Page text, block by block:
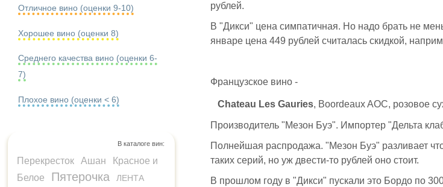
рублей.
В "Дикси" цена симпатичная. Но надо брать не
январе цена 449 рублей считалась скидкой,
Французское вино -
Chateau Les Gauries, Boordeaux AOC, розовое
Производитель "Мезон Буэ". Импортер "Дельта
Полнейшая распродажа. "Мезон Буэ" разливает
таких серий, но уж двести-то рублей оно стоит.
В прошлом году в "Дикси" пускали это Бордо по
Отличное вино (оценки 9-10)
Хорошее вино (оценки 8)
Среднего качества вино (оценки 6-
7)
Плохое вино (оценки < 6)
В каталоге вин:
Перекресток Ашан
Красное и
Белое
Пятерочка ЛЕНТА